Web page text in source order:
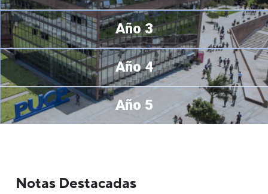
Año 3
Año 4
Año 5
Notas Destacadas